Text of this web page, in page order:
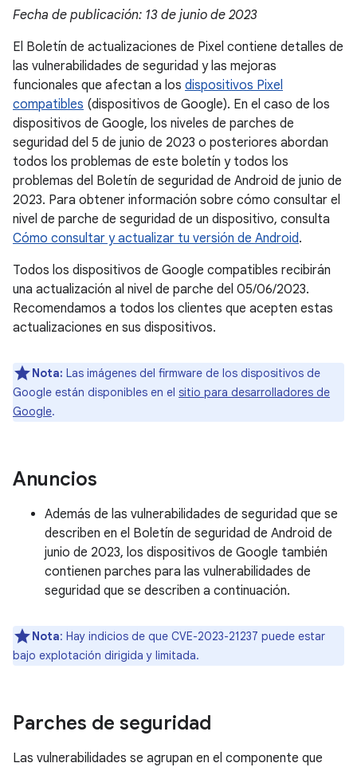
Fecha de publicación: 13 de junio de 2023
El Boletín de actualizaciones de Pixel contiene detalles de
las vulnerabilidades de seguridad y las mejoras
funcionales que afectan a los dispositivos Pixel
compatibles (dispositivos de Google). En el caso de los
dispositivos de Google, los niveles de parches de
seguridad del 5 de junio de 2023 o posteriores abordan
todos los problemas de este boletín y todos los
problemas del Boletín de seguridad de Android de junio de
2023. Para obtener información sobre cómo consultar el
nivel de parche de seguridad de un dispositivo, consulta
Cómo consultar y actualizar tu versión de Android.
Todos los dispositivos de Google compatibles recibirán
una actualización al nivel de parche del 05/06/2023.
Recomendamos a todos los clientes que acepten estas
actualizaciones en sus dispositivos.
Nota: Las imágenes del firmware de los dispositivos de
Google están disponibles en el sitio para desarrolladores de
Google.
Anuncios
Además de las vulnerabilidades de seguridad que se
describen en el Boletín de seguridad de Android de
junio de 2023, los dispositivos de Google también
contienen parches para las vulnerabilidades de
seguridad que se describen a continuación.
Nota: Hay indicios de que CVE-2023-21237 puede estar
bajo explotación dirigida y limitada.
Parches de seguridad
Las vulnerabilidades se agrupan en el componente que